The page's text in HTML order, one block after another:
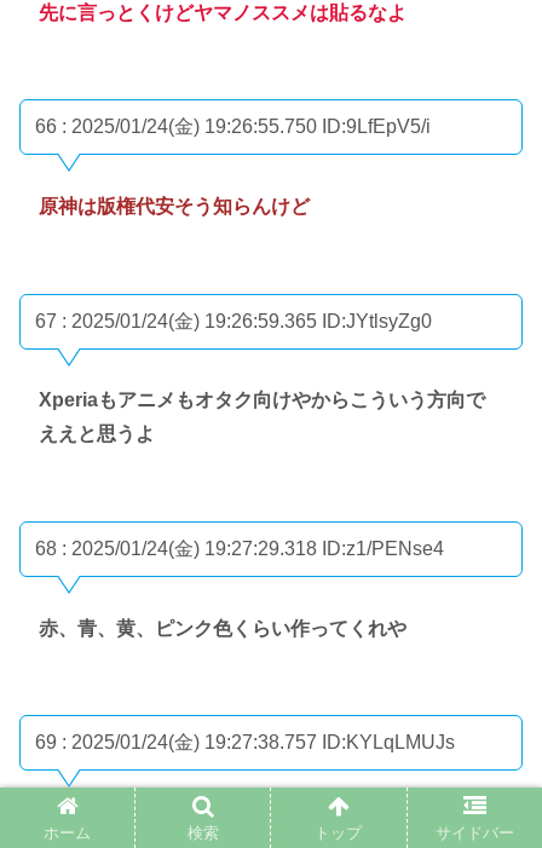
先に言っとくけどヤマノススメは貼るなよ
66 : 2025/01/24(金) 19:26:55.750 ID:9LfEpV5/i
原神は版権代安そう知らんけど
67 : 2025/01/24(金) 19:26:59.365 ID:JYtlsyZg0
Xperiaもアニメもオタク向けやからこういう方向で
ええと思うよ
68 : 2025/01/24(金) 19:27:29.318 ID:z1/PENse4
赤、青、黄、ピンク色くらい作ってくれや
69 : 2025/01/24(金) 19:27:38.757 ID:KYLqLMUJs
19万！？ぼったくりやろこれ
ホーム 検索 トップ サイドバー